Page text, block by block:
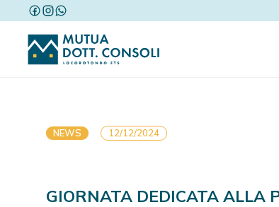
NEWS 12/12/2024
GIORNATA DEDICATA ALLA